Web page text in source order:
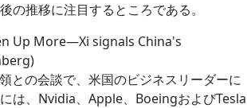
推移に注目するところである。
Up More―Xi signals China's
との会談で、米国のビジネスリーダーに
は、Nvidia、Apple、BoeingおよびTesla